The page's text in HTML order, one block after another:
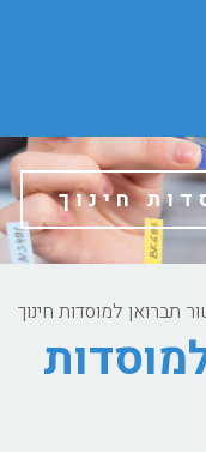
חינוך
תברואן למוסדות חינוך